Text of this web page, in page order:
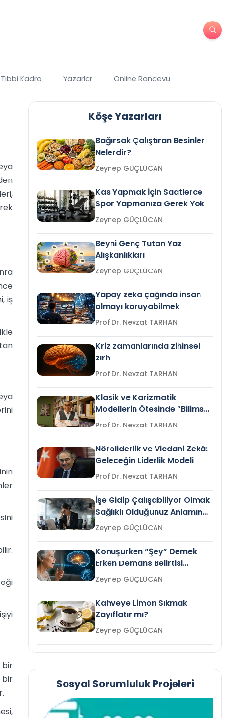
Tıbbi Kadro Yazarlar Online Randevu
iş
bir
bir
Köşe Yazarları
Bağırsak Çalıştıran Besinler
Nelerdir?
Zeynep GÜÇLÜCAN
Kas Yapmak İçin Saatlerce
Spor Yapmanıza Gerek Yok
Zeynep GÜÇLÜCAN
Beyni Genç Tutan Yaz
Alışkanlıkları
Zeynep GÜÇLÜCAN
Yapay zeka çağında insan
olmayı koruyabilmek
Prof.Dr. Nevzat TARHAN
Kriz zamanlarında zihinsel
zırh
Prof.Dr. Nevzat TARHAN
Klasik ve Karizmatik
Modellerin Ötesinde “Bilimsel
Liderlik”
Prof.Dr. Nevzat TARHAN
Nöroliderlik ve Vicdani Zekâ:
Geleceğin Liderlik Modeli
Prof.Dr. Nevzat TARHAN
İşe Gidip Çalışabiliyor Olmak
Sağlıklı Olduğunuz Anlamına
Gelir mi?Zeynep GÜÇLÜCAN
Konuşurken “Şey” Demek
Erken Demans Belirtisi
Olabilir mi?Zeynep GÜÇLÜCAN
Kahveye Limon Sıkmak
Zayıflatır mı?
Zeynep GÜÇLÜCAN
Sosyal Sorumluluk Projeleri